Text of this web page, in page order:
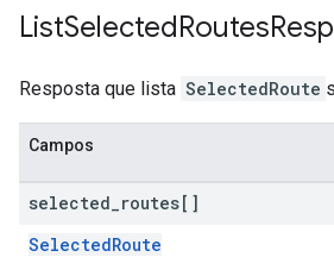
ListSelectedRoutes
Resposta que lista SelectedRoute
Campos
selected routes[]
SelectedRoute